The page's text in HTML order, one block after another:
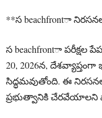
**స beachfrontా
స beachfrontా పరీక్షల
20, 2026న,
సిద్ధమవుతోంది. ఈ
ప్రభుత్వానికి చేరవేయాలని